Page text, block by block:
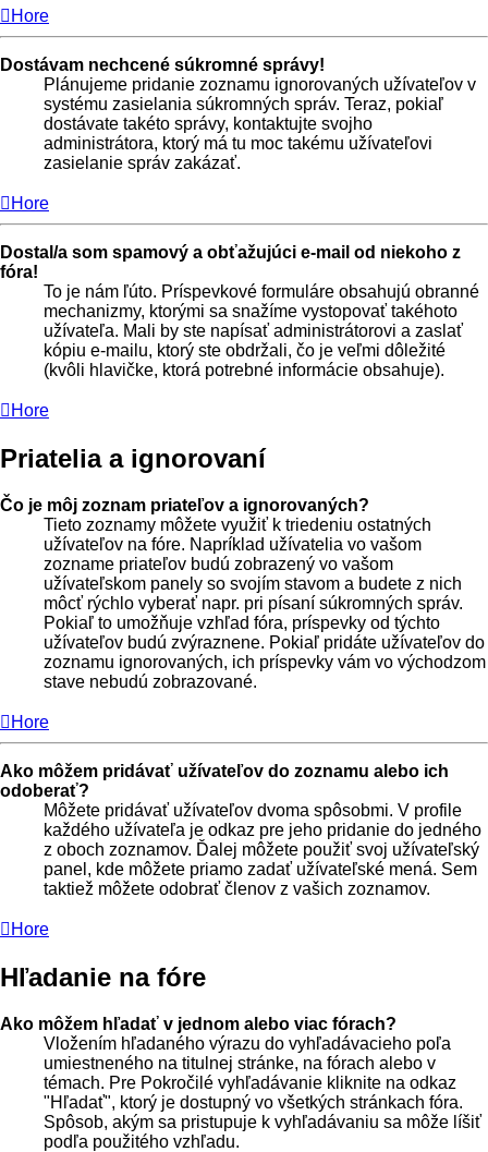
Hore
Dostávam nechcené súkromné správy!
Plánujeme pridanie zoznamu ignorovaných užívateľov v
systému zasielania súkromných správ. Teraz, pokiaľ
dostávate takéto správy, kontaktujte svojho
administrátora, ktorý má tu moc takému užívateľovi
zasielanie správ zakázať.
Hore
Dostal/a som spamový a obťažujúci e-mail od niekoho z
fóra!
To je nám ľúto. Príspevkové formuláre obsahujú obranné
mechanizmy, ktorými sa snažíme vystopovať takéhoto
užívateľa. Mali by ste napísať administrátorovi a zaslať
kópiu e-mailu, ktorý ste obdržali, čo je veľmi dôležité
(kvôli hlavičke, ktorá potrebné informácie obsahuje).
Hore
Priatelia a ignorovaní
Čo je môj zoznam priateľov a ignorovaných?
Tieto zoznamy môžete využiť k triedeniu ostatných
užívateľov na fóre. Napríklad užívatelia vo vašom
zozname priateľov budú zobrazený vo vašom
užívateľskom panely so svojím stavom a budete z nich
môcť rýchlo vyberať napr. pri písaní súkromných správ.
Pokiaľ to umožňuje vzhľad fóra, príspevky od týchto
užívateľov budú zvýraznene. Pokiaľ pridáte užívateľov do
zoznamu ignorovaných, ich príspevky vám vo východzom
stave nebudú zobrazované.
Hore
Ako môžem pridávať užívateľov do zoznamu alebo ich
odoberať?
Môžete pridávať užívateľov dvoma spôsobmi. V profile
každého užívateľa je odkaz pre jeho pridanie do jedného
z oboch zoznamov. Ďalej môžete použiť svoj užívateľský
panel, kde môžete priamo zadať užívateľské mená. Sem
taktiež môžete odobrať členov z vašich zoznamov.
Hore
Hľadanie na fóre
Ako môžem hľadať v jednom alebo viac fórach?
Vložením hľadaného výrazu do vyhľadávacieho poľa
umiestneného na titulnej stránke, na fórach alebo v
témach. Pre Pokročilé vyhľadávanie kliknite na odkaz
"Hľadať", ktorý je dostupný vo všetkých stránkach fóra.
Spôsob, akým sa pristupuje k vyhľadávaniu sa môže líšiť
podľa použitého vzhľadu.